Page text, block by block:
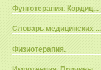
Фунготерапия. Кордиц...
Словарь медицинских ...
Физиотерапия.